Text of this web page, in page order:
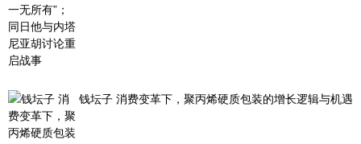
钱坛子 消费变革下，聚丙烯硬质包装的增长逻辑与机遇